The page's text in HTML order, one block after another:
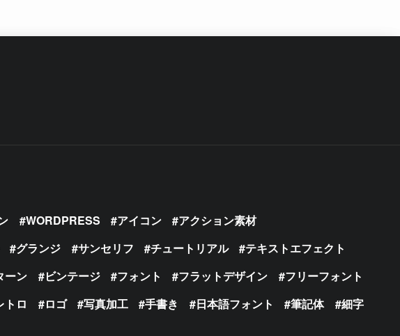
WORDPRESS アイコン
アクション素材
グランジ サンセリフ チュートリアル
テキストエフェクト
ーン ビンテージ フォント フラットデザイン
フリーフォント
トロ ロゴ 写真加工 手書き 日本語フォント 筆記体
細字